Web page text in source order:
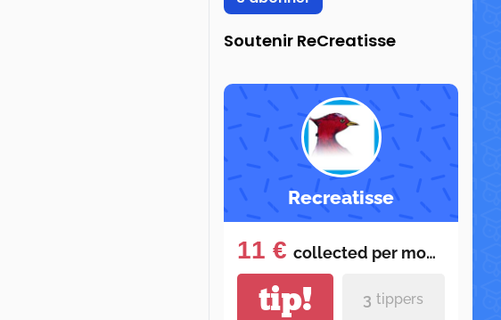
Soutenir ReCreatisse
Recreatisse
11 € collected per month
tip! 3 tippers